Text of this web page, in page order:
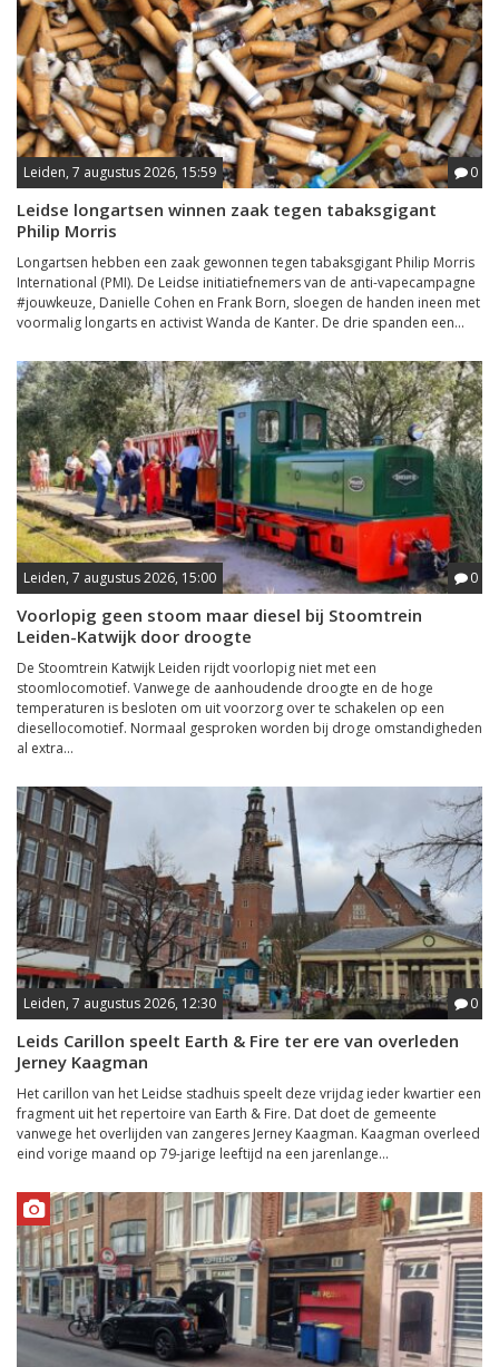
Leiden, 7 augustus 2026, 15:59 0
Leidse longartsen winnen zaak tegen tabaksgigant
Philip Morris
Longartsen hebben een zaak gewonnen tegen tabaksgigant Philip Morris
International (PMI). De Leidse initiatiefnemers van de anti-vapecampagne
#jouwkeuze, Danielle Cohen en Frank Born, sloegen de handen ineen met
voormalig longarts en activist Wanda de Kanter. De drie spanden een...
Leiden, 7 augustus 2026, 15:00 0
Voorlopig geen stoom maar diesel bij Stoomtrein
Leiden-Katwijk door droogte
De Stoomtrein Katwijk Leiden rijdt voorlopig niet met een
stoomlocomotief. Vanwege de aanhoudende droogte en de hoge
temperaturen is besloten om uit voorzorg over te schakelen op een
diesellocomotief. Normaal gesproken worden bij droge omstandigheden
al extra...
Leiden, 7 augustus 2026, 12:30 0
Leids Carillon speelt Earth & Fire ter ere van overleden
Jerney Kaagman
Het carillon van het Leidse stadhuis speelt deze vrijdag ieder kwartier een
fragment uit het repertoire van Earth & Fire. Dat doet de gemeente
vanwege het overlijden van zangeres Jerney Kaagman. Kaagman overleed
eind vorige maand op 79-jarige leeftijd na een jarenlange...